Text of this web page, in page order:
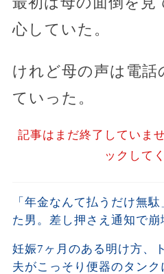
心していた。
けれど母の声は電話
ていった。
記事はまだ終了していま
ックして
「年金なんて払うだけ無
た男。差し押さえ通知で
妊娠7ヶ月のある明け方、
夫がこっそり便器のタン